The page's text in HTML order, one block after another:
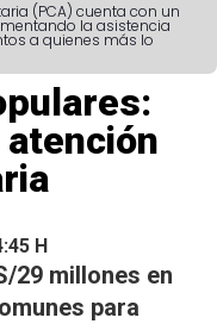
(PCA) cuenta con un
la asistencia
a quienes más lo
H
29 millones en
para